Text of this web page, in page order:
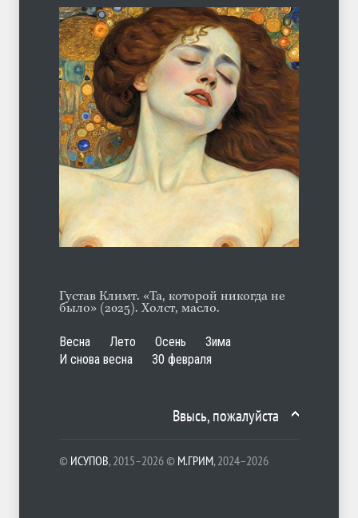
Марципан (из Агнии Барто)
ЛЕТО 31.07.2026
А ещё борода
ЛЕТО 07.08.2026
Густав Климт. «Та, которой никогда не
было» (2025). Холст, масло.
Весна Лето Осень
Зима
И снова весна
30 февраля
Ввысь, пожалуйста
© ИСУПОВ, 2015–2026 © М.ГРИМ, 2024–2026